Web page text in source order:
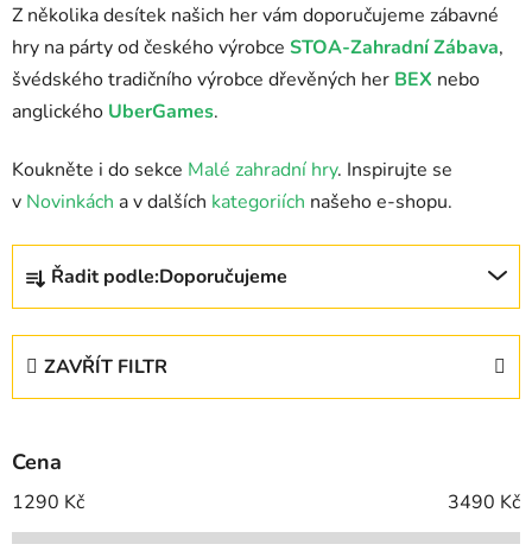
Z několika desítek našich her vám doporučujeme zábavné
hry na párty od českého výrobce STOA-Zahradní Zábava,
švédského tradičního výrobce dřevěných her BEX nebo
anglického UberGames.
Koukněte i do sekce Malé zahradní hry. Inspirujte se
v Novinkách a v dalších kategoriích našeho e-shopu.
Ř
z
p
r
o
d
Řadit podle:Doporučujeme
ZAVŘÍT FILTR
Cena
1290 Kč 3490 Kč